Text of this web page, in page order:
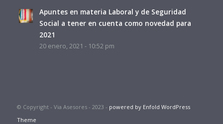
Apuntes en materia Laboral y de Seguridad
Social a tener en cuenta como novedad para
2021
20 enero, 2021 - 10:52 pm
© Copyright - Via Asesores - 2023 - powered by Enfold WordPress
Theme